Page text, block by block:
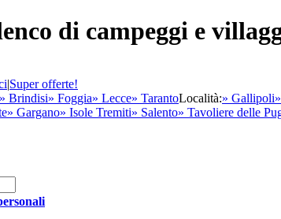
di campeggi e
|Super offerte!
» Brindisi» Foggia» Lecce» TarantoLocalità:» Gallipoli
» Gargano» Isole Tremiti» Salento» Tavoliere delle